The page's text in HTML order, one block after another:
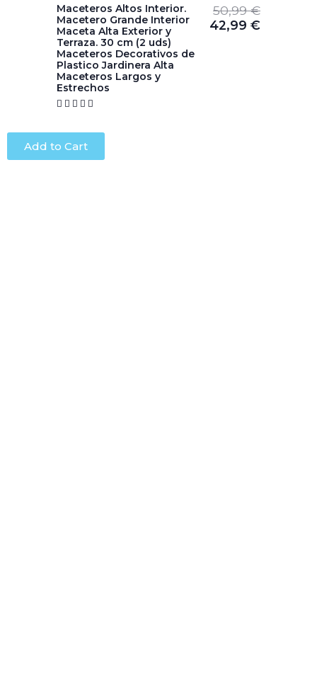
Maceteros Altos Interior.
Macetero Grande Interior
Maceta Alta Exterior y
Terraza. 30 cm (2 uds)
Maceteros Decorativos de
Plastico Jardinera Alta
Maceteros Largos y
Estrechos
    
50,99€
42,99 €
Add to Cart